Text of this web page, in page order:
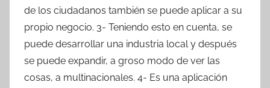
de los ciudadanos también se puede aplicar a su
propio negocio. 3- Teniendo esto en cuenta, se
puede desarrollar una industria local y después
se puede expandir, a groso modo de ver las
cosas, a multinacionales. 4- Es una aplicación